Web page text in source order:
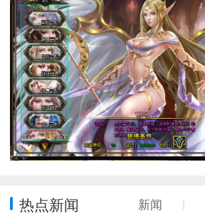
热点新闻 新闻 丨